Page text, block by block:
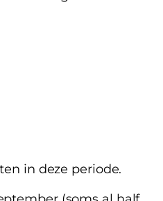
in deze periode.